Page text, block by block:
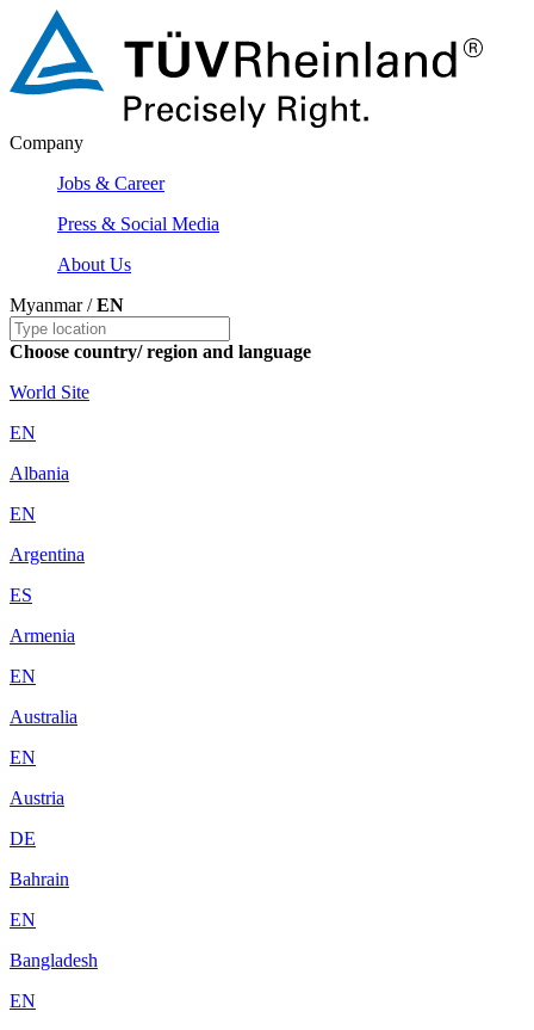
Company
Jobs & Career
Press & Social Media
About Us
Myanmar /EN
Choose country/ region and language
World Site
EN
Albania
EN
Argentina
ES
Armenia
EN
Australia
EN
Austria
DE
Bahrain
EN
Bangladesh
EN